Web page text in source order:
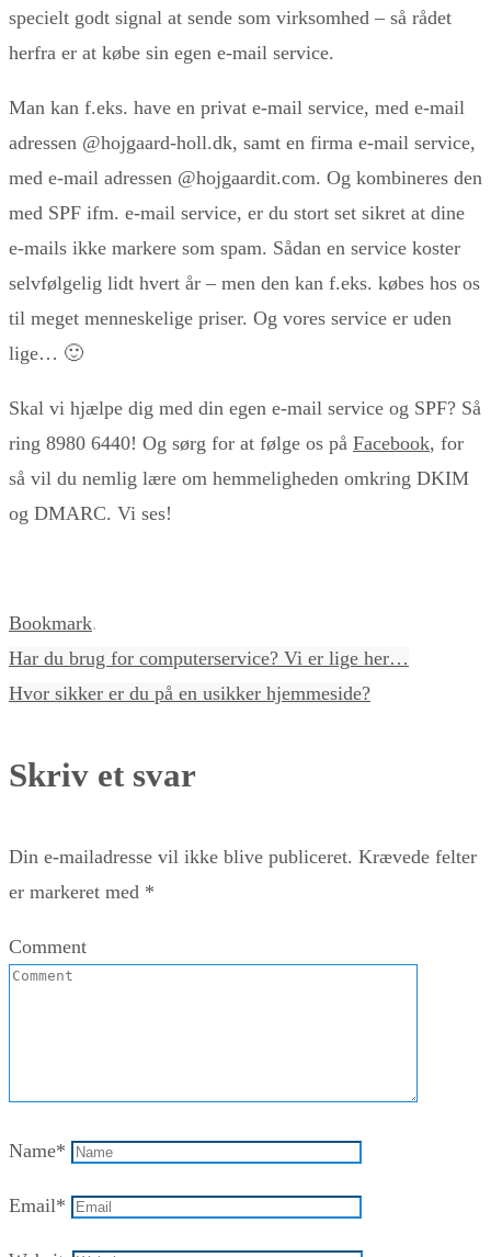
specielt godt signal at sende som virksomhed – så rådet
herfra er at købe sin egen e-mail service.
Man kan f.eks. have en privat e-mail service, med e-mail
adressen @hojgaard-holl.dk, samt en firma e-mail service,
med e-mail adressen @hojgaardit.com. Og kombineres den
med SPF ifm. e-mail service, er du stort set sikret at dine
e-mails ikke markere som spam. Sådan en service koster
selvfølgelig lidt hvert år – men den kan f.eks. købes hos os
til meget menneskelige priser. Og vores service er uden
lige… 🙂
Skal vi hjælpe dig med din egen e-mail service og SPF? Så
ring 8980 6440! Og sørg for at følge os på Facebook, for
så vil du nemlig lære om hemmeligheden omkring DKIM
og DMARC. Vi ses!
Bookmark.
Har du brug for computerservice? Vi er lige her…
Hvor sikker er du på en usikker hjemmeside?
Skriv et svar
Din e-mailadresse vil ikke blive publiceret. Krævede felter
er markeret med *
Comment
Name*
Email*